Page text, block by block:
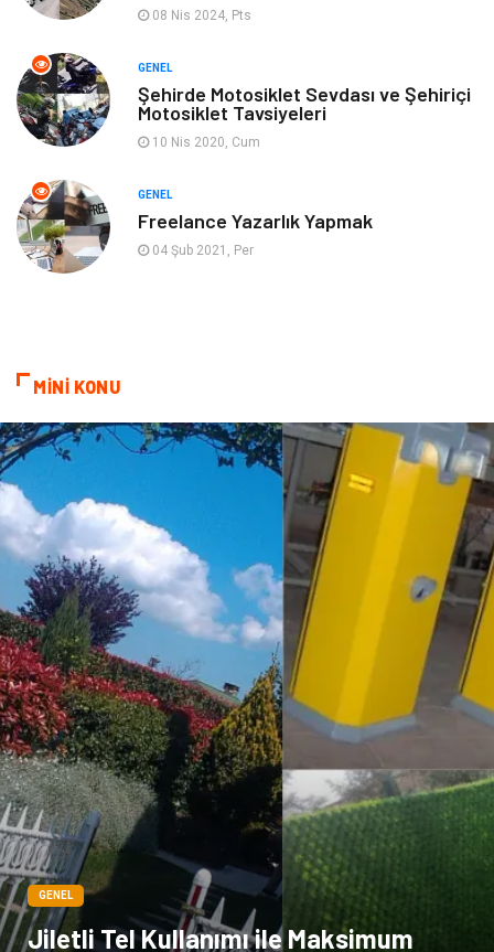
08 Nis 2024, Pts
GENEL
Şehirde Motosiklet Sevdası ve Şehiriçi
Motosiklet Tavsiyeleri
10 Nis 2020, Cum
GENEL
Freelance Yazarlık Yapmak
04 Şub 2021, Per
MİNİ KONU
GENEL
Jiletli Tel Kullanımı ile Maksimum